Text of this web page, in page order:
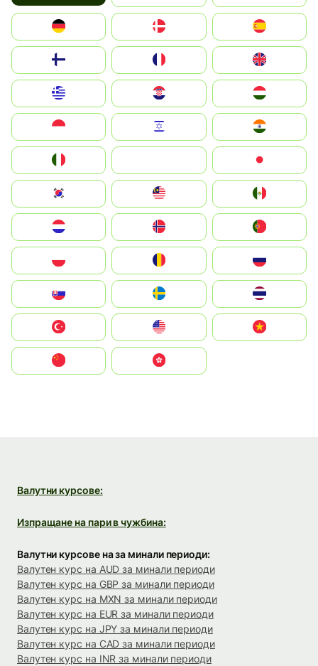
Deutschland
United Kingdom
Magyarország
South Korea
United States
中國香港特別行政區
Валутни курсове:
Изпращане на пари в чужбина:
Валутни курсове на за минали периоди:
Валутен курс на AUD за минали периоди
Валутен курс на GBP за минали периоди
Валутен курс на MXN за минали периоди
Валутен курс на EUR за минали периоди
Валутен курс на JPY за минали периоди
Валутен курс на CAD за минали периоди
Валутен курс на INR за минали периоди